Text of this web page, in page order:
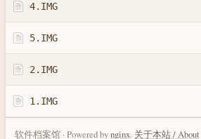
4.IMG
5.IMG
2.IMG
1.IMG
软件档案馆 · Powered bynginx. 关于本站 / About